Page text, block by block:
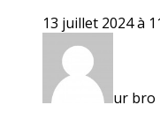
13 juillet 2024 à
ur bro